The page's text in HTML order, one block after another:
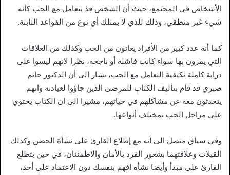
الأشخاص في المجتمع، حيث أن الشخص قد يتعامل مع الحب كأنه
شيء غير منطقي، وذلك للذي لا يمتلك أي نوع من القواعد الثابتة.
كما أنه عدد كبير من الأفراد يعانون من الحب وكذلك من العلاقات
التي يمرون بها سواء كانت فاشلة أو ناجحة، نظرا لانهم ليسوا على
دراية كاملة بكيفية التعامل مع الحب، يشار الى أن الدكتور حاتم
صبري قد قام بتأليف الكتاب للمرضى الذين جاؤوا لعيادته وانهم
يتحدثون معه عن مشاكلهم في حياتهم، مشيرا الى ان الكتاب يحتوي
على مراحل الحب بمختلف أنواعها.
وفي سياق متصل الى أنه مع إطلاع القارئ على نشأة الحضن وكذلك
القبلات وعلاقتهما بشعور الفرد بالأمان والاطمئنان، في حين يتطلع
القارئ على مبدأ وأيضا نشأة افهم بنفسك دون الاعتماد على أحد،